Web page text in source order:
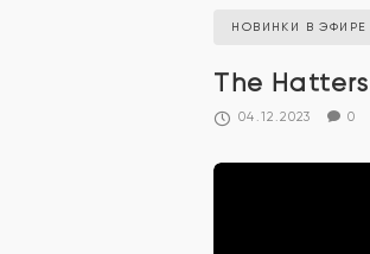
НОВИНКИ В ЭФИРЕ
The
04.12.2023 0